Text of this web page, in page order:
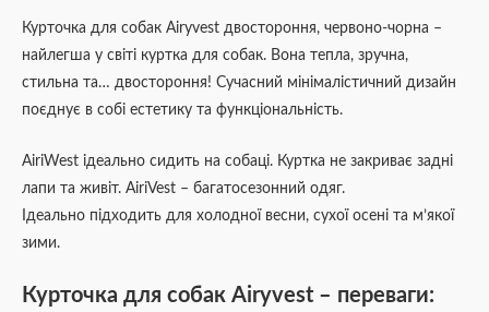
Курточка для собак Airyvest двостороння, червоно-чорна –
найлегша у світі куртка для собак. Вона тепла, зручна,
стильна та… двостороння! Сучасний мінімалістичний дизайн
поєднує в собі естетику та функціональність.
AiriWest ідеально сидить на собаці. Куртка не закриває задні
лапи та живіт. AiriVest – багатосезонний одяг.
Ідеально підходить для холодної весни, сухої осені та м’якої
зими.
Курточка для собак Airyvest – переваги: